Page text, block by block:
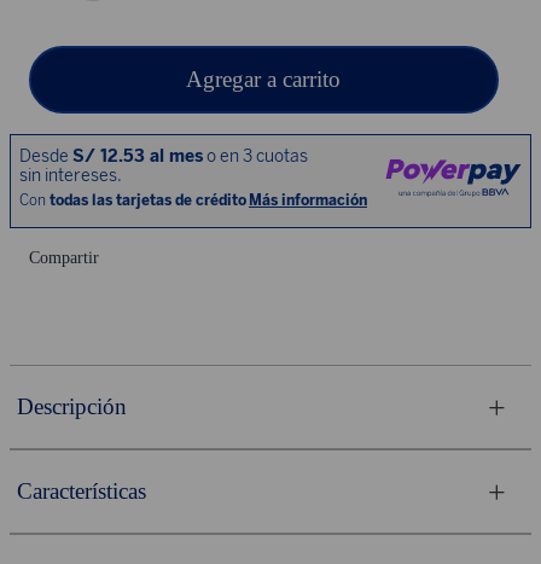
Agregar a carrito
Compartir
Descripción
Características